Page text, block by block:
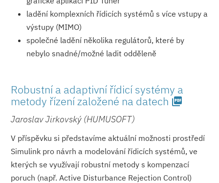
ladění komplexních řídicích systémů s více vstupy a
výstupy (MIMO)
společné ladění několika regulátorů, které by
nebylo snadné/možné ladit odděleně
Robustní a adaptivní řídicí systémy a
metody řízení založené na datech picture_as_pdf
Jaroslav Jirkovský (HUMUSOFT)
V příspěvku si představíme aktuální možnosti prostředí
Simulink pro návrh a modelování řídicích systémů, ve
kterých se využívají robustní metody s kompenzací
poruch (např. Active Disturbance Rejection Control)